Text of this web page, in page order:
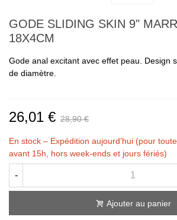
GODE SLIDING SKIN 9"
18X4CM
Gode anal excitant avec effet peau. Design
de diamètre.
26,01 € 28,90 €
En stock – Expédition aujourd'hui (pour
avant 15h, hors week-ends et jours fériés)
-
Ajouter au panier